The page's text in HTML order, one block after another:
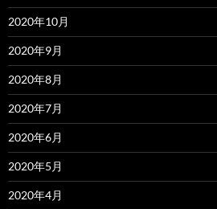
2020年10月
2020年9月
2020年8月
2020年7月
2020年6月
2020年5月
2020年4月